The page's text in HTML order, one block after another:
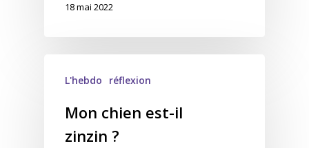
18 mai 2022
L'hebdo réflexion
Mon chien est-il
zinzin ?